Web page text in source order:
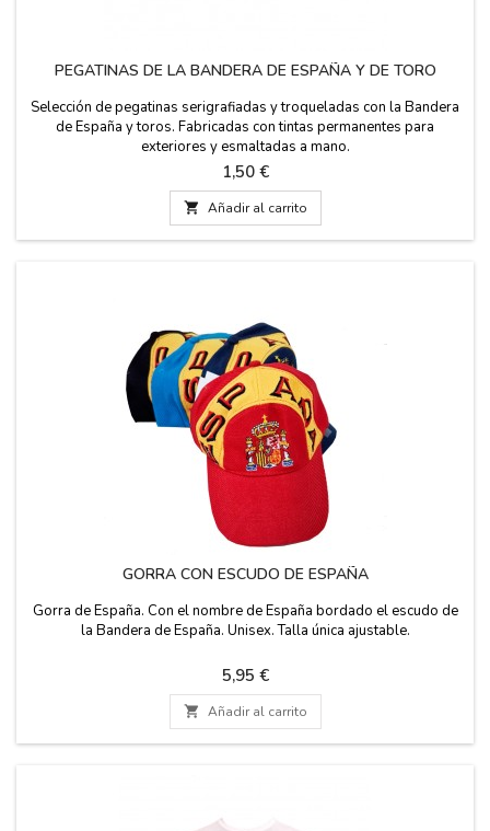
PEGATINAS DE LA BANDERA DE ESPAÑA Y DE TORO
Selección de pegatinas serigrafiadas y troqueladas con la Bandera
de España y toros. Fabricadas con tintas permanentes para
exteriores y esmaltadas a mano.
Precio
1,50 €
 Añadir al carrito
GORRA CON ESCUDO DE ESPAÑA
Gorra de España. Con el nombre de España bordado el escudo de
la Bandera de España. Unisex. Talla única ajustable.
Precio
5,95 €
 Añadir al carrito